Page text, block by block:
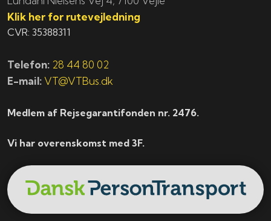
Klik her for rutevejledning
CVR: 35388311
Telefon: 28 44 80 02
E-mail: VT@VTBus.dk
Medlem af Rejsegarantifonden nr. 2476.
Vi har overenskomst med 3F.